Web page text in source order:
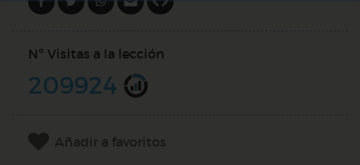
Nº Visitas a la lección
209924
Añadir a favoritos